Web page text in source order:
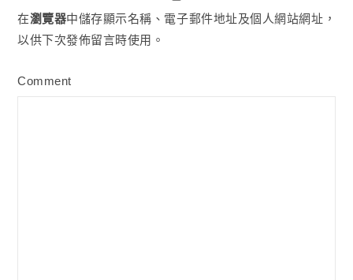
在瀏覽器中儲存顯示名稱、電子郵件地址及個人網站網址，
以供下次發佈留言時使用。
Comment